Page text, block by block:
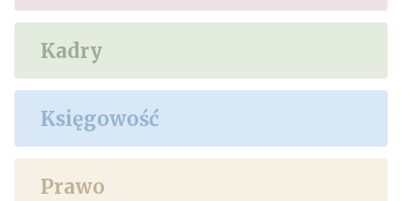
Kadry
Księgowość
Prawo